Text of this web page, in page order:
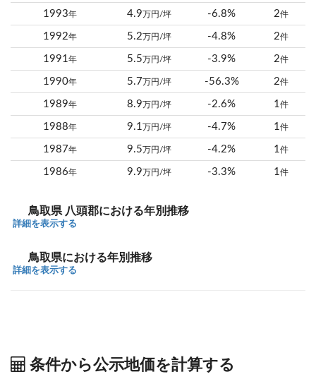
1993年 4.9 万円/坪 -6.8% 2件
1992年 5.2 万円/坪 -4.8% 2件
1991年 5.5 万円/坪 -3.9% 2件
1990年 5.7 万円/坪 -56.3% 2件
1989年 8.9 万円/坪 -2.6% 1件
1988年 9.1 万円/坪 -4.7% 1件
1987年 9.5 万円/坪 -4.2% 1件
1986年 9.9 万円/坪 -3.3% 1件
鳥取県 八頭郡における年別推移
詳細を表示する
鳥取県における年別推移
詳細を表示する
条件から公示地価を計算する